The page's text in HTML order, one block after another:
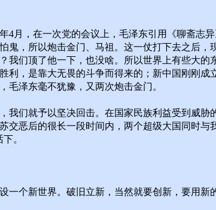
4月，在一次党的会议上，毛泽东引用《聊斋
鬼，所以炮击金门、马祖。这一仗打下去之后
我们顶了他一下，也没啥。所以世界上有些大
利，是靠大无畏的斗争而得来的；新中国刚刚
毛泽东毫不犹豫，又两次炮击金门。
我们就予以坚决回击。在国家民族利益受到威
交恶后的很长一段时间内，两个超级大国同时
。
一个新世界。破旧立新，当然就要创新，要用